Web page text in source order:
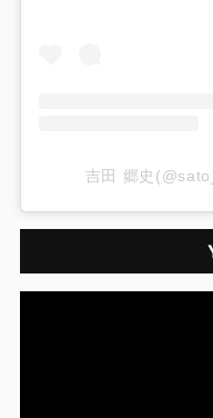
吉田 郷史